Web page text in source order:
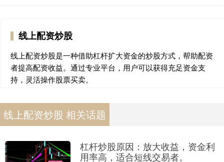
线上配资炒股
线上配资炒股是一种借助杠杆扩大资金的炒股方式，帮助配资
者提高配资收益。通过专业平台，用户可以获得充足资金支
持，灵活操作股票买卖。
线上配资炒股 相关话题
杠杆炒股原因：放大收益，资金利
用率高，适合短线交易者。